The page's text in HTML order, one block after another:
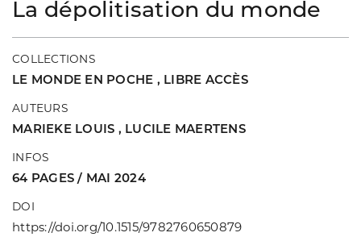
La dépolitisation du monde
COLLECTIONS
LE MONDE EN POCHE , LIBRE ACCÈS
AUTEURS
MARIEKE LOUIS , LUCILE MAERTENS
INFOS
64 PAGES / MAI 2024
DOI
https://doi.org/10.1515/9782760650879